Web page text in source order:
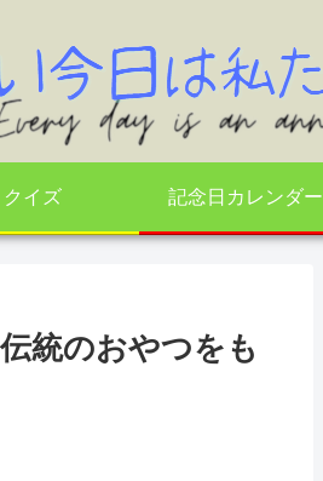
クイズ 記念日カレンダー
統のおやつをも